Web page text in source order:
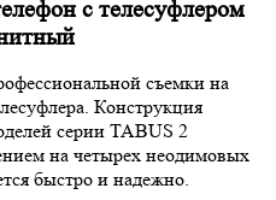
с телесуфлером
съемки на
Конструкция
серии TABUS 2
на четырех неодимовых
быстро и надежно.